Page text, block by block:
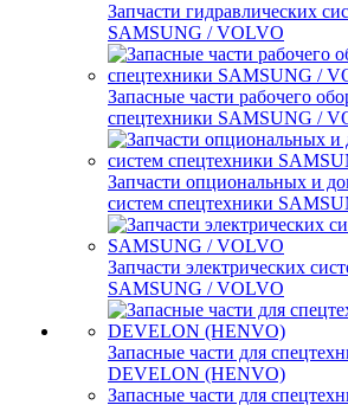
Запчасти гидравлических
SAMSUNG / VOLVO
Запасные части рабочего
спецтехники SAMSUNG /
Запчасти опциональных и
систем спецтехники
Запчасти электрических
SAMSUNG / VOLVO
Запасные части для
DEVELON (HENVO)
Запасные части для